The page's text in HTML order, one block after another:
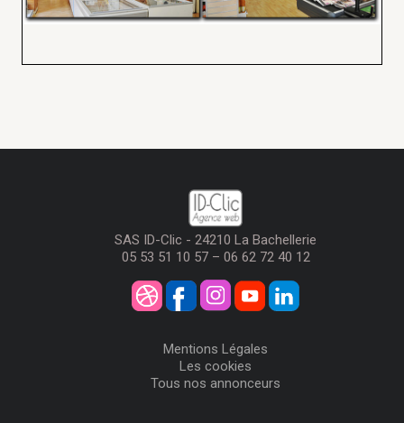
SAS ID-Clic - 24210 La Bachellerie
05 53 51 10 57 – 06 62 72 40 12
Mentions Légales
Les cookies
Tous nos annonceurs